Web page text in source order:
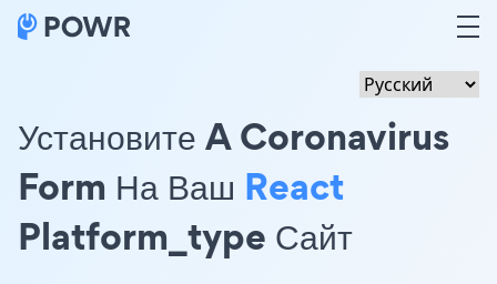
Установите A Coronavirus
Form На Ваш React
Platform_type Сайт